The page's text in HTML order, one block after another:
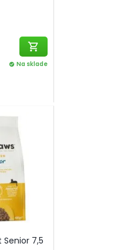
shopping_cart
check_circle Na sklade
Senior 7,5